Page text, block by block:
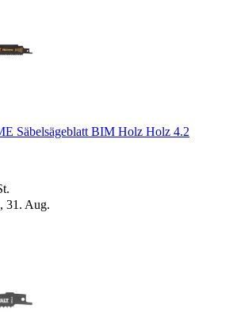
Säbelsägeblatt BIM Holz Holz 4.2
31. Aug.